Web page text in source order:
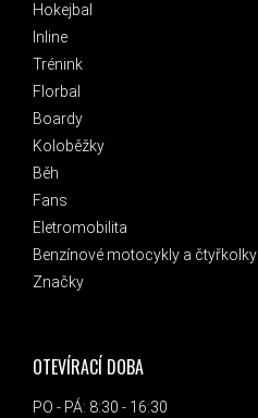
Hokejbal
Inline
Trénink
Florbal
Boardy
Koloběžky
Běh
Fans
Eletromobilita
Benzínové motocykly a čtyřkolky
Značky
OTEVÍRACÍ DOBA
PO - PÁ: 8:30 - 16:30